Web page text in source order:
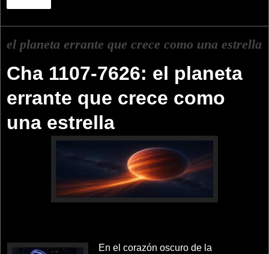
el planeta errante que crece como una estrella
Cha 1107-7626: el planeta
errante que crece como
una estrella
En el corazón oscuro de la